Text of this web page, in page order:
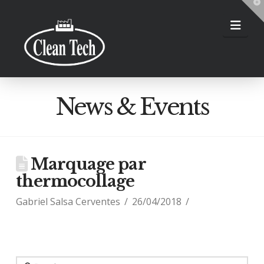
News & Events
Marquage par
thermocollage
Gabriel Salsa Cerventes 26/04/2018